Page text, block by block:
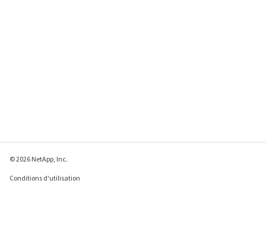
© 2026 NetApp, Inc.
Conditions d'utilisation